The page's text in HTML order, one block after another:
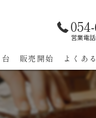
営業電
台 販売開始 よくあ